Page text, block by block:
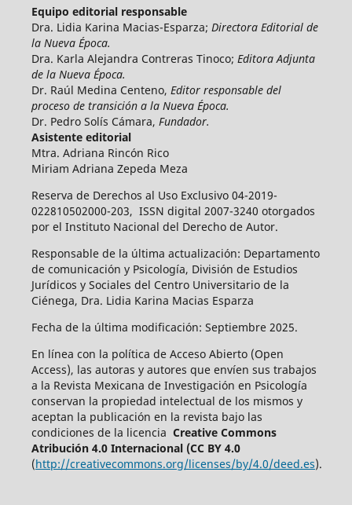
Equipo editorial responsable
Dra. Lidia Karina Macias-Esparza; Directora Editorial de
la Nueva Época.
Dra. Karla Alejandra Contreras Tinoco; Editora Adjunta
de la Nueva Época.
Dr. Raúl Medina Centeno, Editor responsable del
proceso de transición a la Nueva Época.
Dr. Pedro Solís Cámara, Fundador.
Asistente editorial
Mtra. Adriana Rincón Rico
Miriam Adriana Zepeda Meza
Reserva de Derechos al Uso Exclusivo 04-2019-
022810502000-203, ISSN digital 2007-3240 otorgados
por el Instituto Nacional del Derecho de Autor.
Responsable de la última actualización: Departamento
de comunicación y Psicología, División de Estudios
Jurídicos y Sociales del Centro Universitario de la
Ciénega, Dra. Lidia Karina Macias Esparza
Fecha de la última modificación: Septiembre 2025.
En línea con la política de Acceso Abierto (Open
Access), las autoras y autores que envíen sus trabajos
a la Revista Mexicana de Investigación en Psicología
conservan la propiedad intelectual de los mismos y
aceptan la publicación en la revista bajo las
condiciones de la licencia Creative Commons
Atribución 4.0 Internacional (CC BY 4.0
(http://creativecommons.org/licenses/by/4.0/deed.es).